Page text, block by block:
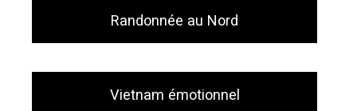
Randonnée au Nord
Vietnam émotionnel